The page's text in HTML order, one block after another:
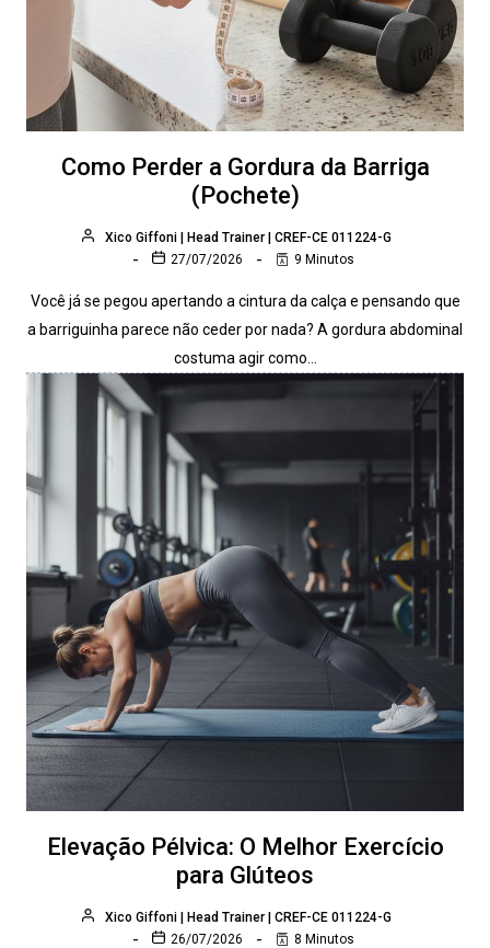
Como Perder a Gordura da Barriga
(Pochete)
Xico Giffoni | Head Trainer | CREF-CE 011224-G
27/07/2026
9 Minutos
Você já se pegou apertando a cintura da calça e pensando que
a barriguinha parece não ceder por nada? A gordura abdominal
costuma agir como…
Elevação Pélvica: O Melhor Exercício
para Glúteos
Xico Giffoni | Head Trainer | CREF-CE 011224-G
26/07/2026
8 Minutos